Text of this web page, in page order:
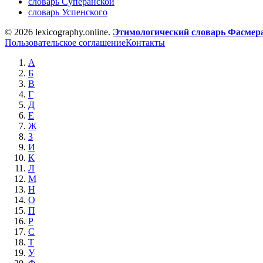
словарь Успенского
© 2026 lexicography.online. Этимологический словарь
Пользовательское соглашениеКонтакты
А
Б
В
Г
Д
Е
Ж
З
И
К
Л
М
Н
О
П
Р
С
Т
У